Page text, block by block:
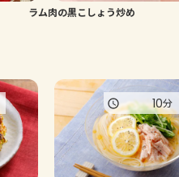
ラム肉の黒こしょう炒め
10分